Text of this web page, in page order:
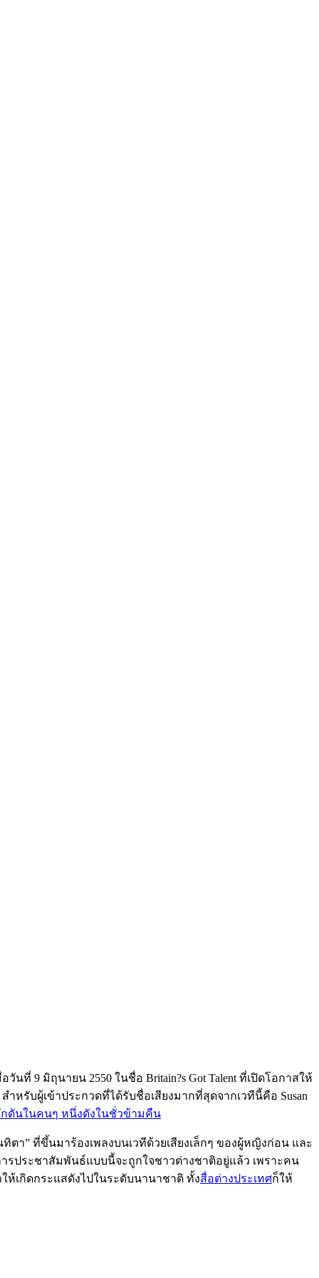
นที่ 9 มิถุนายน 2550 ในชื่อ Britain?s Got Talent ที่เปิดโอกาสให้
รับผู้เข้าประกวดที่ได้รับชื่อเสียงมากที่สุดจากเวทีนี้คือ Susan
กดันในคนๆ หนึ่งดังในชั่วข้ามคืน
า” ที่ขึ้นมาร้องเพลงบนเวทีด้วยเสียงเล็กๆ ของผู้หญิงก่อน และ
รประชาสัมพันธ์แบบนี้จะถูกใจชาวต่างชาติอยู่แล้ว เพราะคน
ให้เกิดกระแสดังไปในระดับนานาชาติ ทั้งสื่อต่างประเทศก็ให้